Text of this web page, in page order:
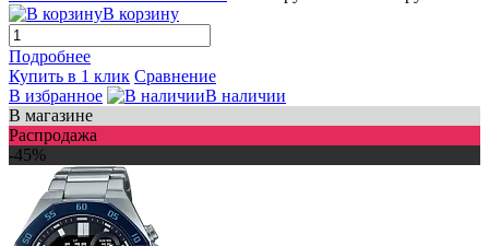
В корзину
Подробнее
Купить в 1 клик Сравнение
В избранное
В наличии
В магазине
Распродажа
-45%